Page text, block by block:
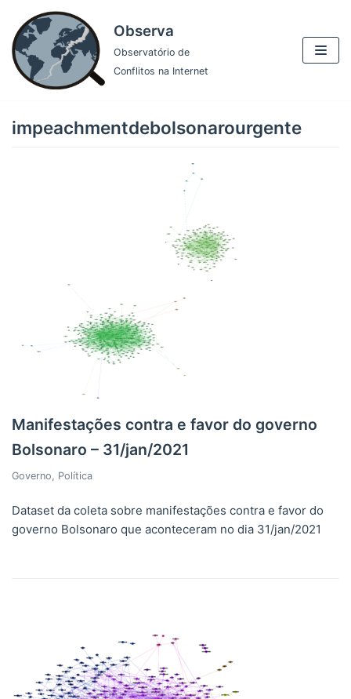
Pular
para
o
conteúdo
Observa
Observatório de
Conflitos na Internet
impeachmentdebolsonarourgente
Manifestações contra e favor do governo
Bolsonaro – 31/jan/2021
Governo, Política
Dataset da coleta sobre manifestações contra e favor do
governo Bolsonaro que aconteceram no dia 31/jan/2021